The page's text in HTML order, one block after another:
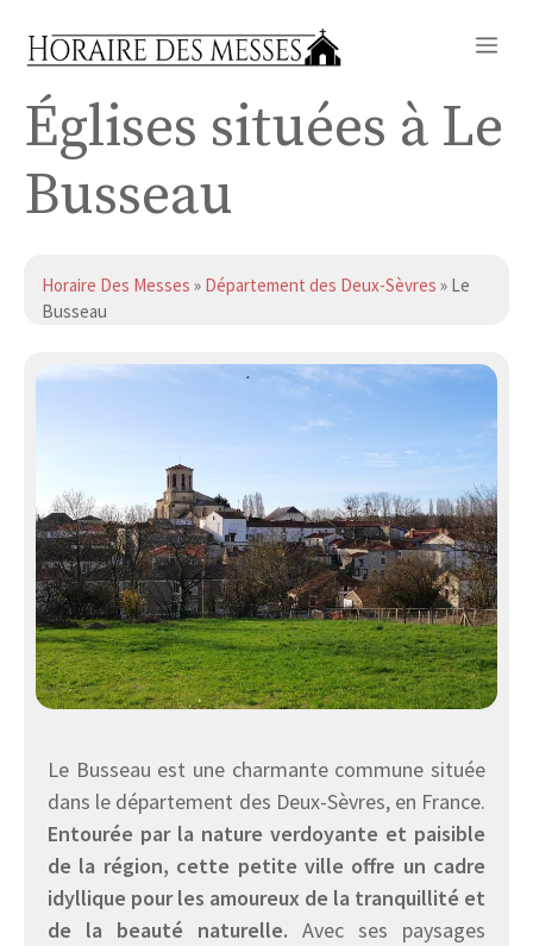
Églises situées à Le
Busseau
Horaire Des Messes » Département des Deux-Sèvres » Le
Busseau
Le Busseau est une charmante commune située
dans le département des Deux-Sèvres, en France.
Entourée par la nature verdoyante et paisible
de la région, cette petite ville offre un cadre
idyllique pour les amoureux de la tranquillité et
de la beauté naturelle. Avec ses paysages